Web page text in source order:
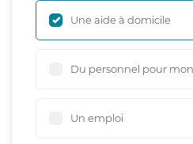
Une aide à domicile
Du personnel pour
Un emploi